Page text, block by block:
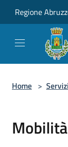
Regione
Home > Servizi